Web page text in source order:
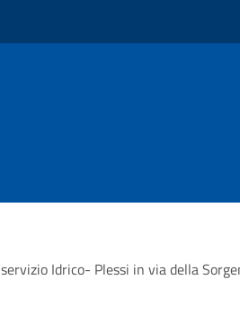
Idrico- Plessi in via della